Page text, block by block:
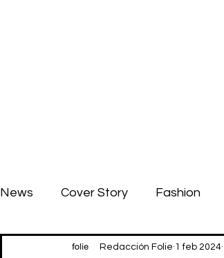
News Cover Story Fashion
Redacción Folie 1 feb 2024